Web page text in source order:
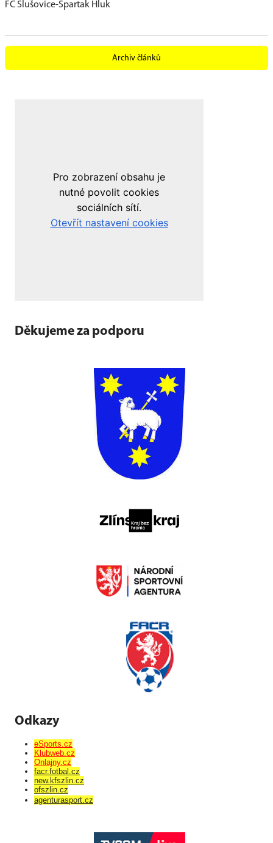
FC Slušovice-Spartak Hluk
Archiv článků
Děkujeme za podporu
Odkazy
eSports.cz
Klubweb.cz
Onlajny.cz
facr.fotbal.cz
new.kfszlin.cz
ofszlin.cz
agenturasport.cz